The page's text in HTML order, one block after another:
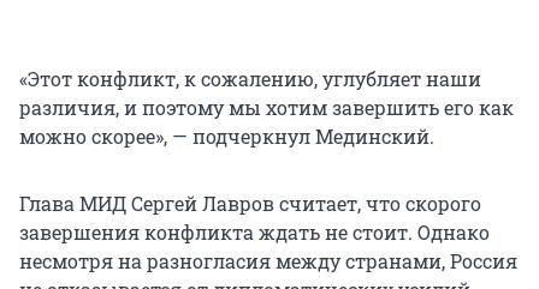
«Этот конфликт, к сожалению, углубляет наши
различия, и поэтому мы хотим завершить его как
можно скорее», — подчеркнул Мединский.
Глава МИД Сергей Лавров считает, что скорого
завершения конфликта ждать не стоит. Однако
несмотря на разногласия между странами, Россия